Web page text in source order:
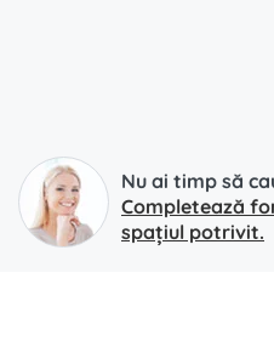
Nu ai timp să
Completează
spațiul potrivit.